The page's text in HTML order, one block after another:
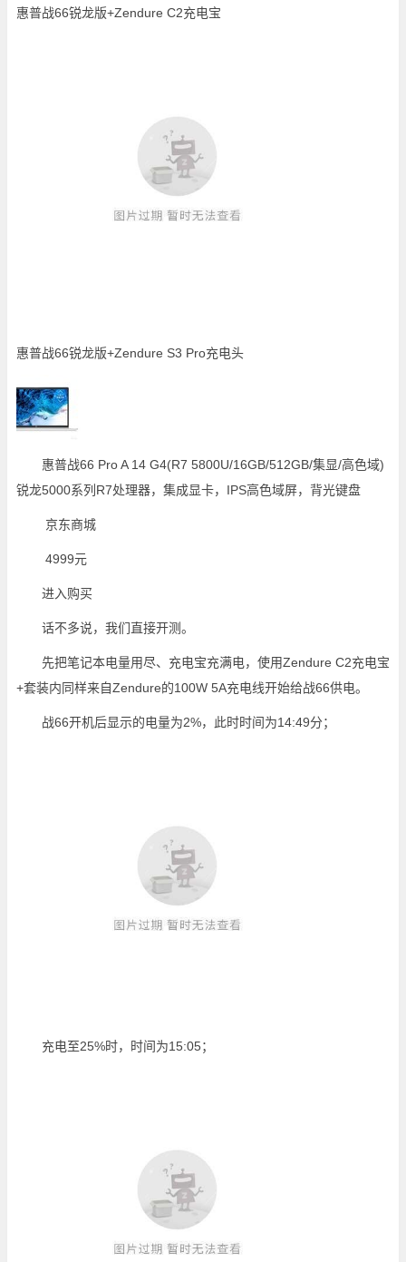
惠普战66锐龙版+Zendure C2充电宝
惠普战66锐龙版+Zendure S3 Pro充电头
惠普战66 Pro A 14 G4(R7 5800U/16GB/512GB/集显/高色域)
锐龙5000系列R7处理器，集成显卡，IPS高色域屏，背光键盘
京东商城
4999元
进入购买
话不多说，我们直接开测。
先把笔记本电量用尽、充电宝充满电，使用Zendure C2充电宝
+套装内同样来自Zendure的100W 5A充电线开始给战66供电。
战66开机后显示的电量为2%，此时时间为14:49分；
充电至25%时，时间为15:05；